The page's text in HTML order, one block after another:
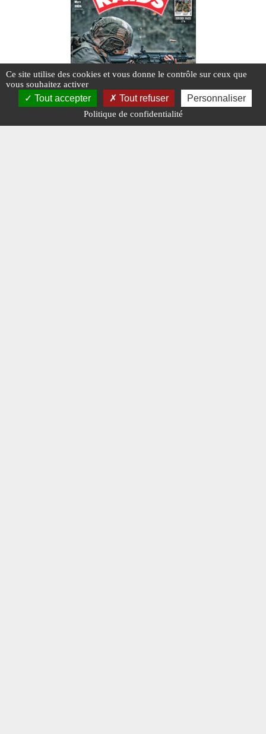
Ce site utilise des cookies et vous donne le contrôle sur ceux que
vous souhaitez activer
Tout accepter Tout refuser Personnaliser
Politique de confidentialité